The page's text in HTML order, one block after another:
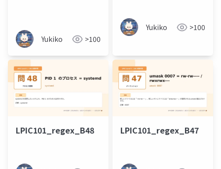
Yukiko >100
Yukiko >100
LPIC101_regex_B48 LPIC101_regex_B47